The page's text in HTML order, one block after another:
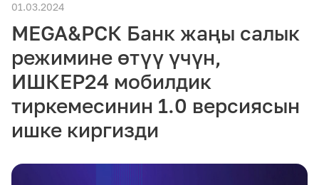
Жеке кардарларга
Байланыш
Тарифтер Акциялар
01.03.2024
MEGA&РСК Банк жаңы салык
режимине өтүү үчүн,
ИШКЕР24 мобилдик
тиркемесинин 1.0 версиясын
ишке киргизди